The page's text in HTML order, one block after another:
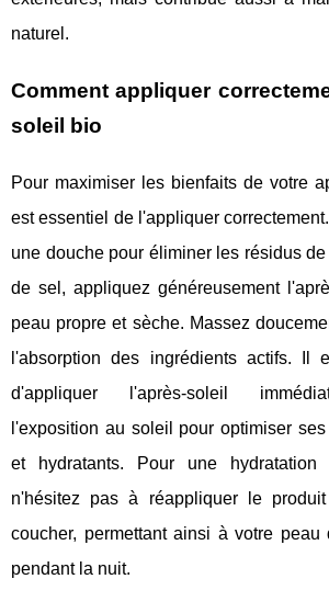
naturel.
Comment appliquer
soleil bio
Pour maximiser les bienfaits de votre
est essentiel de l'appliquer
une douche pour éliminer les résidus
de sel, appliquez généreusement
peau propre et sèche. Massez
l'absorption des ingrédients actifs. Il
d'appliquer l'après-soleil
l'exposition au soleil pour optimiser
et hydratants. Pour une hydratation
n'hésitez pas à réappliquer le
coucher, permettant ainsi à votre peau
pendant la nuit.